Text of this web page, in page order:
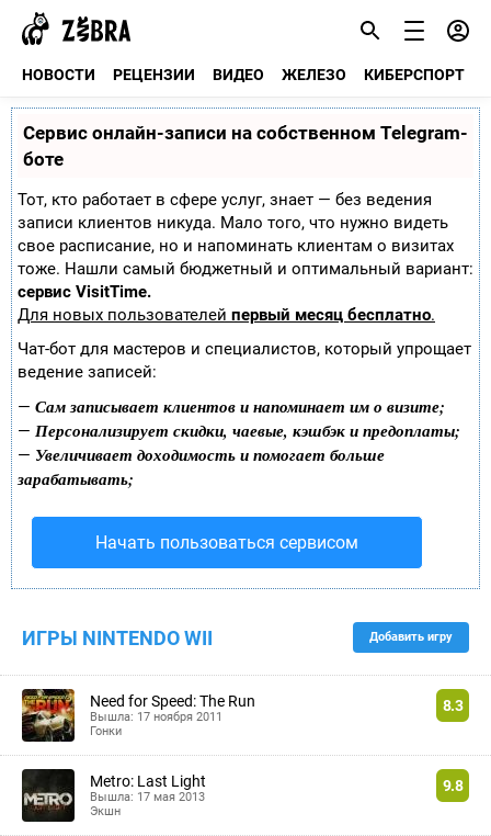
НОВОСТИ РЕЦЕНЗИИ ВИДЕО ЖЕЛЕЗО КИБЕРСПОРТ
Сервис онлайн-записи на собственном Telegram-
боте
Тот, кто работает в сфере услуг, знает — без ведения
записи клиентов никуда. Мало того, что нужно видеть
свое расписание, но и напоминать клиентам о визитах
тоже. Нашли самый бюджетный и оптимальный вариант:
сервис VisitTime.
Для новых пользователей первый месяц бесплатно.
Чат-бот для мастеров и специалистов, который упрощает
ведение записей:
— Сам записывает клиентов и напоминает им о визите;
— Персонализирует скидки, чаевые, кэшбэк и предоплаты;
— Увеличивает доходимость и помогает больше
зарабатывать;
Начать пользоваться сервисом
ИГРЫ NINTENDO WII Добавить игру
Need for Speed: The Run
Вышла: 17 ноября 2011
Гонки
8.3
Metro: Last Light
Вышла: 17 мая 2013
Экшн
9.8